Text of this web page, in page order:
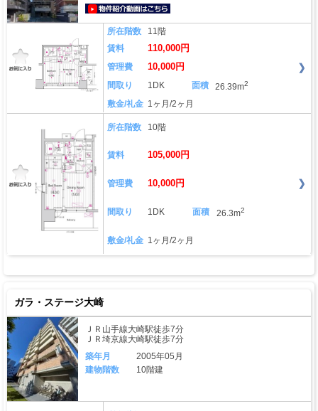
所在階数
11階
賃料
110,000円
管理費 10,000円
間取り 1DK 面積 26.39m2
敷金/礼金 1ヶ月/2ヶ月
所在階数 10階
賃料 105,000円
管理費 10,000円
間取り 1DK 面積 26.3m2
敷金/礼金 1ヶ月/2ヶ月
ガラ・ステージ大崎
ＪＲ山手線大崎駅徒歩7分
ＪＲ埼京線大崎駅徒歩7分
築年月
2005年05月
建物階数
10階建